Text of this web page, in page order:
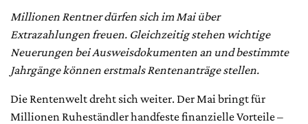
Millionen Rentner dürfen sich im Mai über
Extrazahlungen freuen. Gleichzeitig stehen wichtige
Neuerungen bei Ausweisdokumenten an und bestimmte
Jahrgänge können erstmals Rentenanträge stellen.
Die Rentenwelt dreht sich weiter. Der Mai bringt für
Millionen Ruheständler handfeste finanzielle Vorteile –